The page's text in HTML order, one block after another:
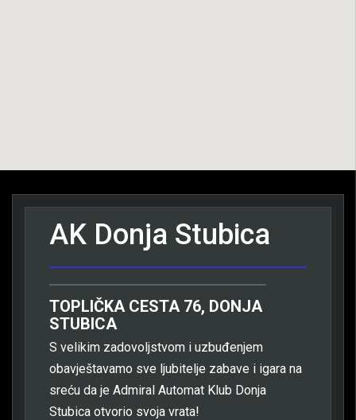
AK Donja Stubica
TOPLIČKA CESTA 76, DONJA
STUBICA
S velikim zadovoljstvom i uzbuđenjem
obavještavamo sve ljubitelje zabave i igara na
sreću da je Admiral Automat Klub Donja
Stubica otvorio svoja vrata!